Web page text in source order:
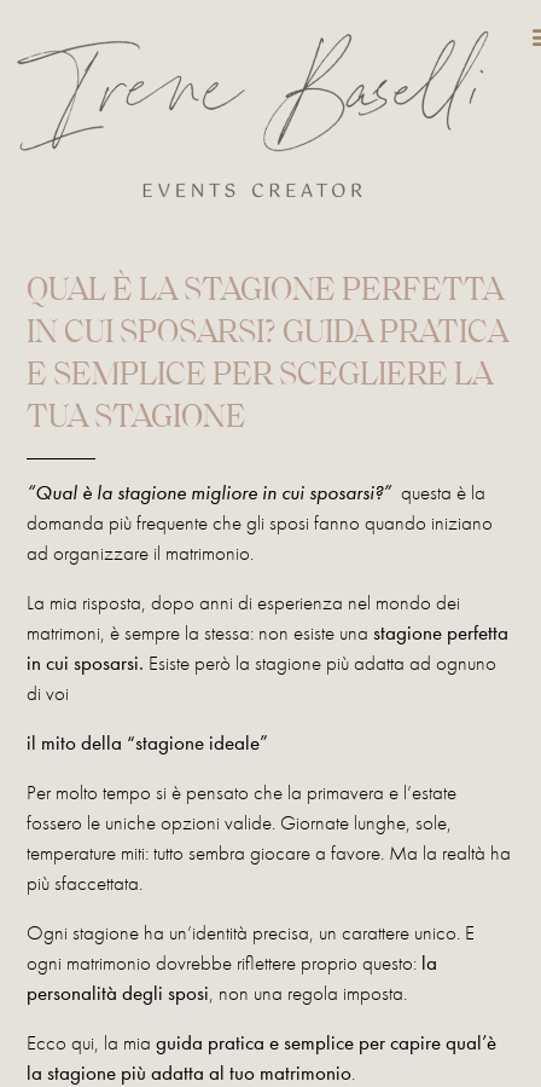
QUAL È LA STAGIONE PERFETTA
IN CUI SPOSARSI? GUIDA PRATICA
E SEMPLICE PER SCEGLIERE LA
TUA STAGIONE
“Qual è la stagione migliore in cui sposarsi?” questa è la
domanda più frequente che gli sposi fanno quando iniziano
ad organizzare il matrimonio.
La mia risposta, dopo anni di esperienza nel mondo dei
matrimoni, è sempre la stessa: non esiste una stagione perfetta
in cui sposarsi. Esiste però la stagione più adatta ad ognuno
di voi
il mito della “stagione ideale”
Per molto tempo si è pensato che la primavera e l’estate
fossero le uniche opzioni valide. Giornate lunghe, sole,
temperature miti: tutto sembra giocare a favore. Ma la realtà ha
più sfaccettata.
Ogni stagione ha un’identità precisa, un carattere unico. E
ogni matrimonio dovrebbe riflettere proprio questo: la
personalità degli sposi, non una regola imposta.
Ecco qui, la miaguida pratica e semplice per capire qual’è
la stagione più adatta al tuo matrimonio.